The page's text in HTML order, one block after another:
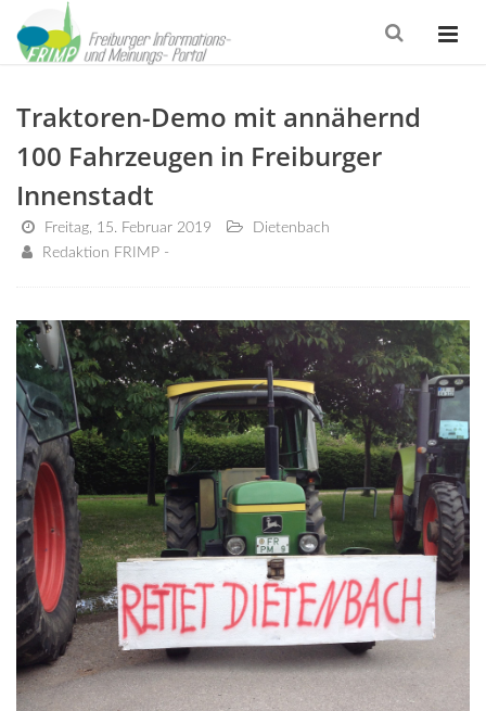
Traktoren-Demo mit annähernd
100 Fahrzeugen in Freiburger
Innenstadt
Freitag, 15. Februar 2019
Dietenbach
Redaktion FRIMP -